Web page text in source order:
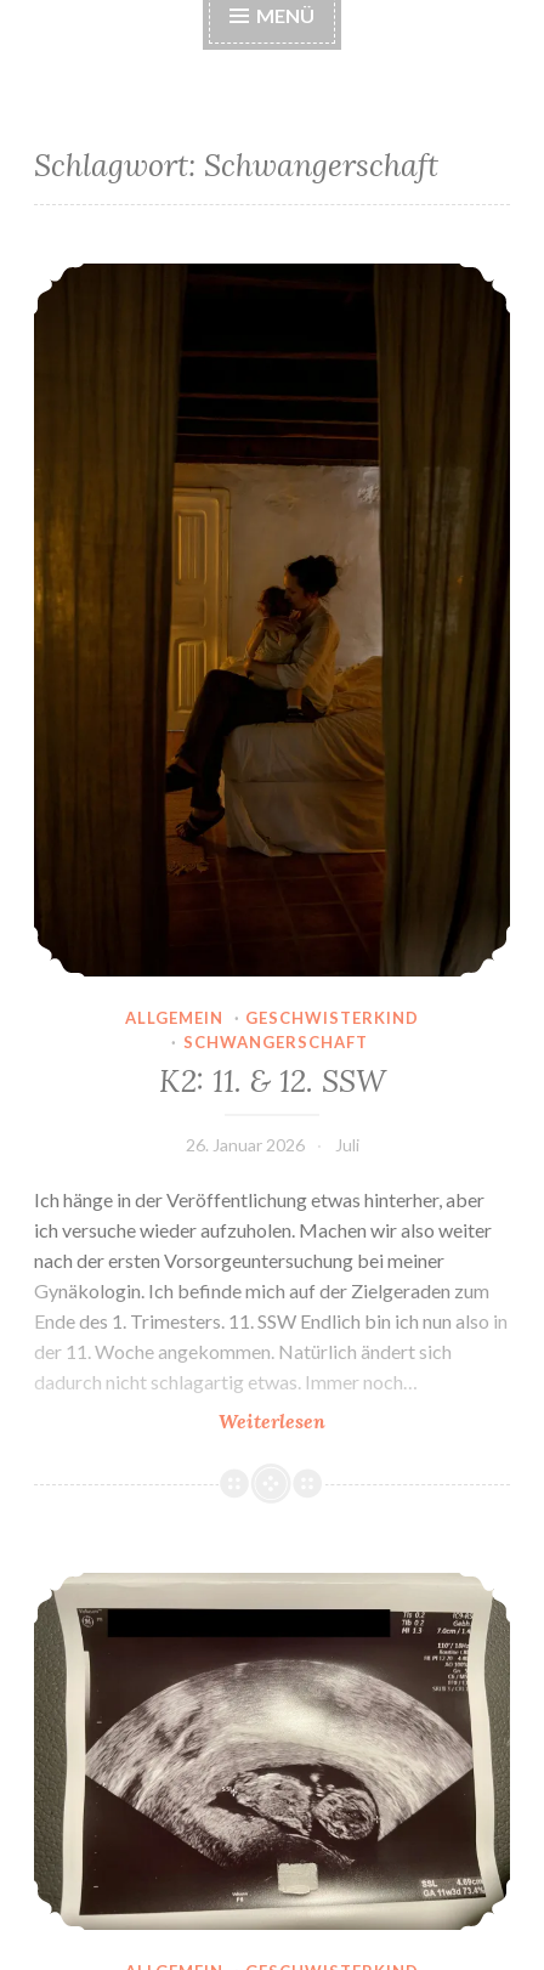
MENÜ
Schlagwort: Schwangerschaft
K2: 11. & 12. SSW
ALLGEMEIN · GESCHWISTERKIND
· SCHWANGERSCHAFT
K2: 11. & 12. SSW
26. Januar 2026 Juli
Ich hänge in der Veröffentlichung etwas hinterher, aber
ich versuche wieder aufzuholen. Machen wir also weiter
nach der ersten Vorsorgeuntersuchung bei meiner
Gynäkologin. Ich befinde mich auf der Zielgeraden zum
Ende des 1. Trimesters. 11. SSW Endlich bin ich nun also in
der 11. Woche angekommen. Natürlich ändert sich
dadurch nicht schlagartig etwas. Immer noch…
WeiterlesenK2:
&
K2: 1. Vorsorgeuntersuchung bei Gyn